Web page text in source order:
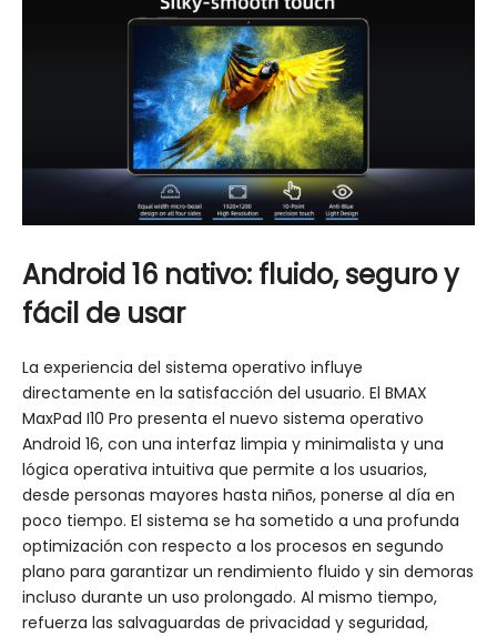
Android 16 nativo: fluido, seguro y
fácil de usar
La experiencia del sistema operativo influye
directamente en la satisfacción del usuario. El BMAX
MaxPad I10 Pro presenta el nuevo sistema operativo
Android 16, con una interfaz limpia y minimalista y una
lógica operativa intuitiva que permite a los usuarios,
desde personas mayores hasta niños, ponerse al día en
poco tiempo. El sistema se ha sometido a una profunda
optimización con respecto a los procesos en segundo
plano para garantizar un rendimiento fluido y sin demoras
incluso durante un uso prolongado. Al mismo tiempo,
refuerza las salvaguardas de privacidad y seguridad,